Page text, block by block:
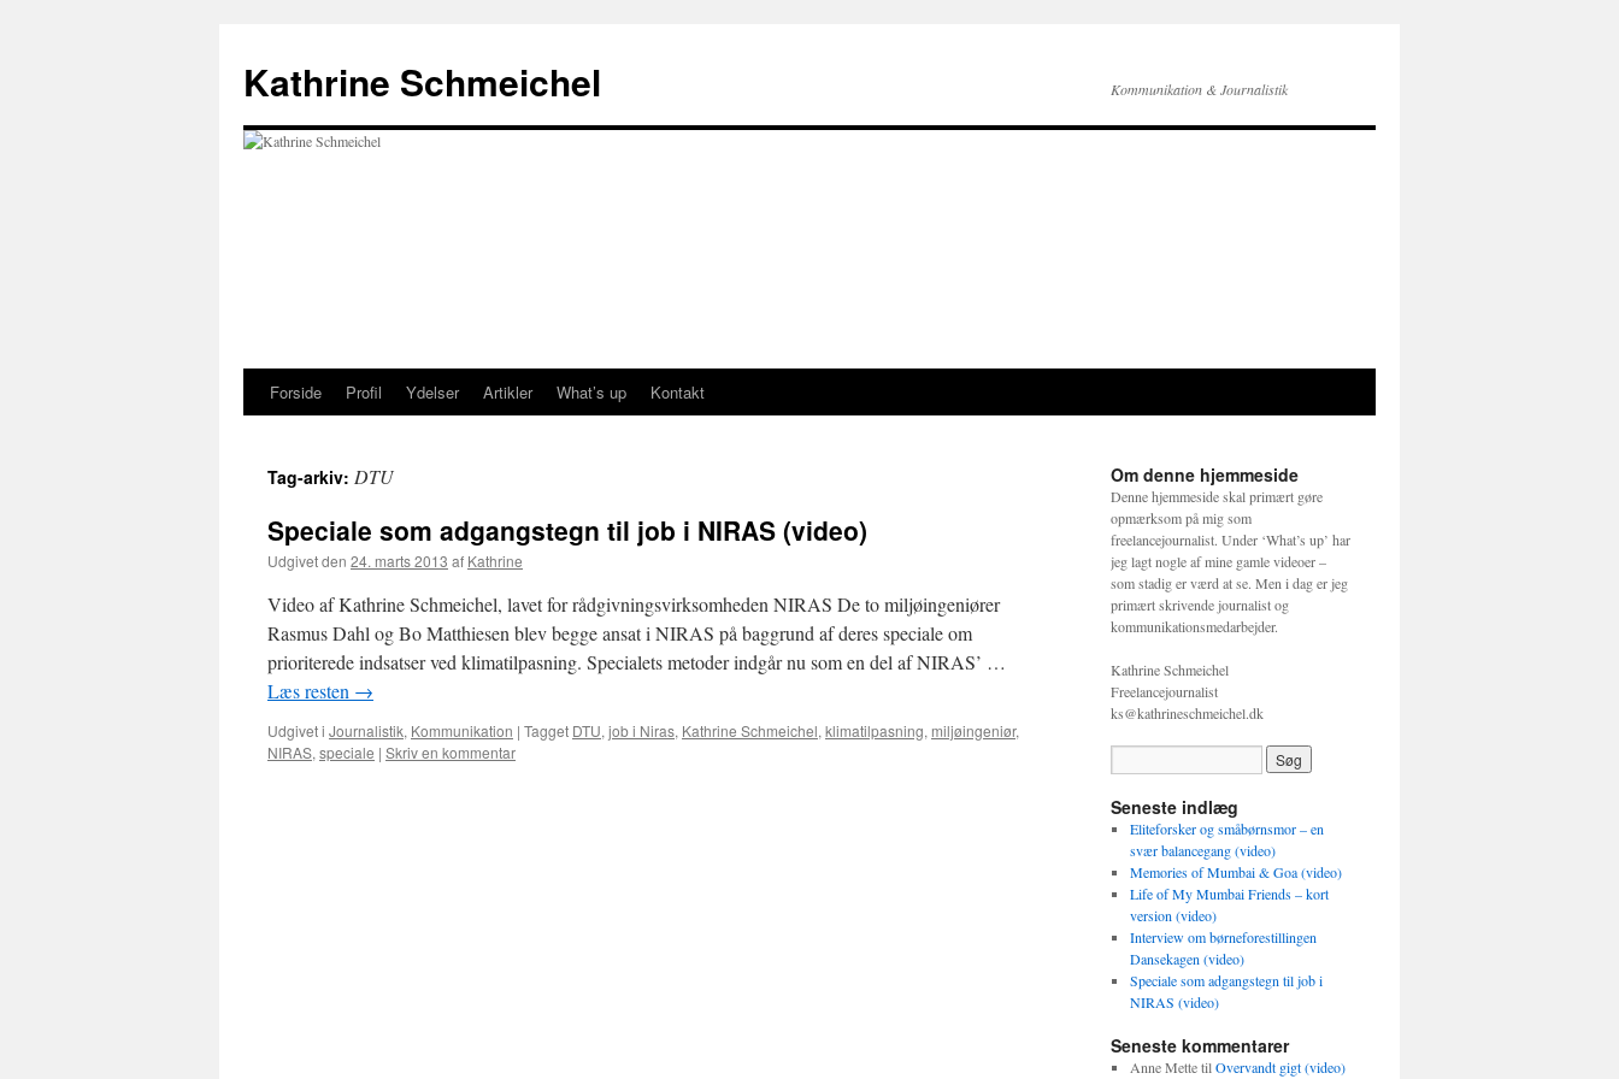
indhold
Kathrine Schmeichel Kommunikation & Journalistik
Forside Profil Ydelser Artikler What’s up Kontakt
Tag-arkiv: DTU
Speciale som adgangstegn til job i NIRAS (video)
Udgivet den 24. marts 2013 af Kathrine
Video af Kathrine Schmeichel, lavet for rådgivningsvirksomheden NIRAS De to miljøingeniører
Rasmus Dahl og Bo Matthiesen blev begge ansat i NIRAS på baggrund af deres speciale om
prioriterede indsatser ved klimatilpasning. Specialets metoder indgår nu som en del af NIRAS’ …
Læs resten →
Udgivet i Journalistik, Kommunikation | Tagget DTU, job i Niras, Kathrine Schmeichel, klimatilpasning, miljøingeniør,
NIRAS, speciale | Skriv en kommentar
Om denne hjemmeside
Denne hjemmeside skal primært gøre
opmærksom på mig som
freelancejournalist. Under ‘What’s up’ har
jeg lagt nogle af mine gamle videoer –
som stadig er værd at se. Men i dag er jeg
primært skrivende journalist og
kommunikationsmedarbejder.
Kathrine Schmeichel
Freelancejournalist
ks@kathrineschmeichel.dk
Seneste indlæg
Eliteforsker og småbørnsmor – en
svær balancegang (video)
Memories of Mumbai & Goa (video)
Life of My Mumbai Friends – kort
version (video)
Interview om børneforestillingen
Dansekagen (video)
Speciale som adgangstegn til job i
NIRAS (video)
Seneste kommentarer
Anne MettetilOvervandt gigt (video)